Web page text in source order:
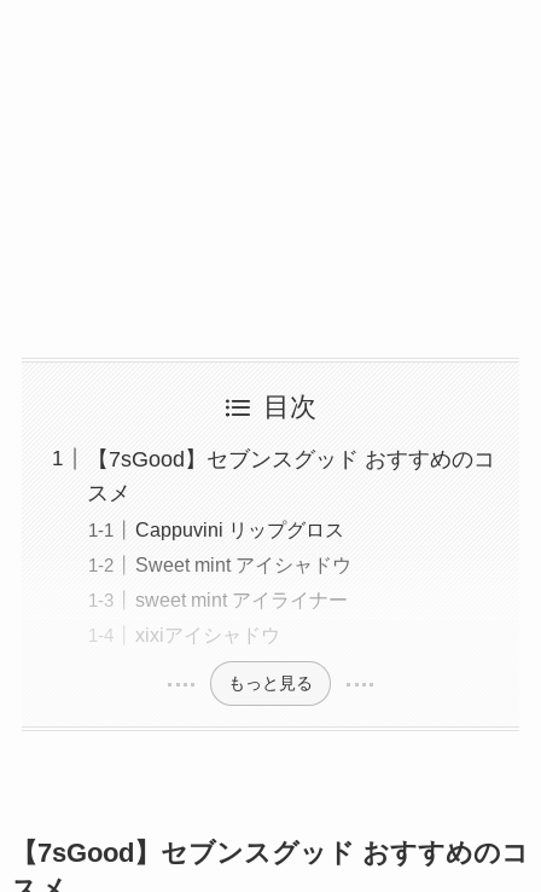
目次
【7sGood】セブンスグッド おすすめのコ
スメ
Cappuvini リップグロス
Sweet mint アイシャドウ
sweet mint アイライナー
xixiアイシャドウ
もっと見る
【7sGood】セブンスグッド おすすめのコ